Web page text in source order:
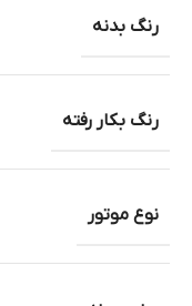
رنگ بدنه
رنگ بکار رفته
نوع موتور